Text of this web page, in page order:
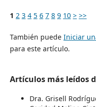
1 2 3 4 5 6 7 8 9 10 > >>
También puede Iniciar
para este artículo.
Artículos más leídos
Dra. Grisell